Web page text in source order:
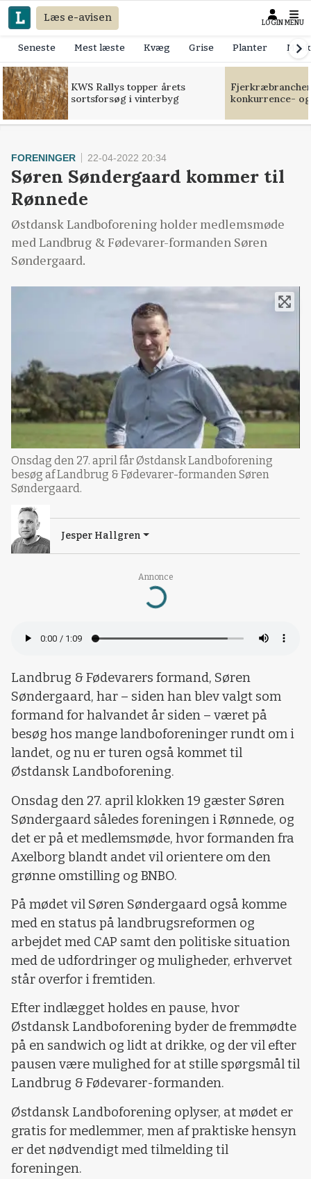
Læs e-avisen LOGIN MENU
Seneste Mest læste Kvæg Grise Planter
KWS Rallys topper årets
sortsforsøg i vinterbyg
konkurrence-
Annonce
Loading...
FORENINGER 22-04-2022 20:34
Søren Søndergaard kommer til
Rønnede
Østdansk Landboforening holder medlemsmøde
med Landbrug & Fødevarer-formanden Søren
Søndergaard.
Onsdag den 27. april får Østdansk Landboforening
besøg af Landbrug & Fødevarer-formanden Søren
Søndergaard.
Jesper Hallgren
Landbrug & Fødevarers formand, Søren
Søndergaard, har – siden han blev valgt som
formand for halvandet år siden – været på
besøg hos mange landboforeninger rundt om i
landet, og nu er turen også kommet til
Østdansk Landboforening.
Onsdag den 27. april klokken 19 gæster Søren
Søndergaard således foreningen i Rønnede, og
det er på et medlemsmøde, hvor formanden fra
Axelborg blandt andet vil orientere om den
grønne omstilling og BNBO.
På mødet vil Søren Søndergaard også komme
med en status på landbrugsreformen og
arbejdet med CAP samt den politiske situation
med de udfordringer og muligheder, erhvervet
står overfor i fremtiden.
Efter indlægget holdes en pause, hvor
Østdansk Landboforening byder de fremmødte
på en sandwich og lidt at drikke, og der vil efter
pausen være mulighed for at stille spørgsmål til
Landbrug & Fødevarer-formanden.
Østdansk Landboforening oplyser, at mødet er
gratis for medlemmer, men af praktiske hensyn
er det nødvendigt med tilmelding til
foreningen.